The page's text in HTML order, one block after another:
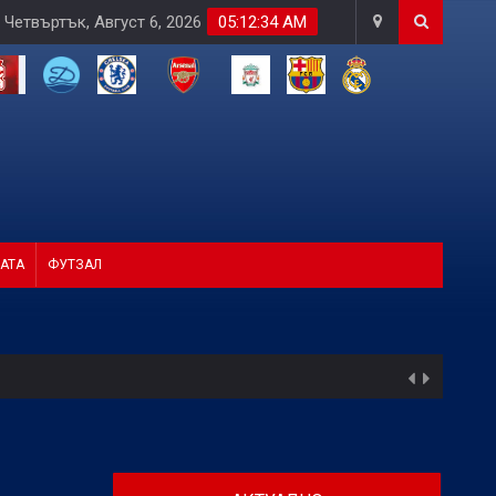
05:12:35 AM
Четвъртък, Август 6, 2026
ФУТЗАЛ